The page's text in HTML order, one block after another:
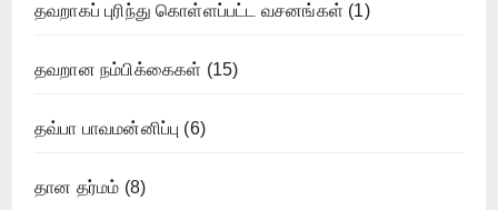
தவறாகப் புரிந்து கொள்ளப்பட்ட வசனங்கள் (1)
தவறான நம்பிக்கைகள் (15)
தவ்பா பாவமன்னிப்பு (6)
தான தர்மம் (8)